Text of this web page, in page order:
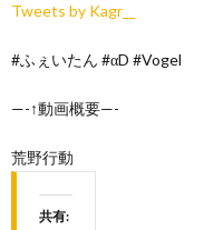
Tweets by Kagr__
#ふぇいたん #αD #Vogel
—-↑動画概要—-
荒野行動
共有: